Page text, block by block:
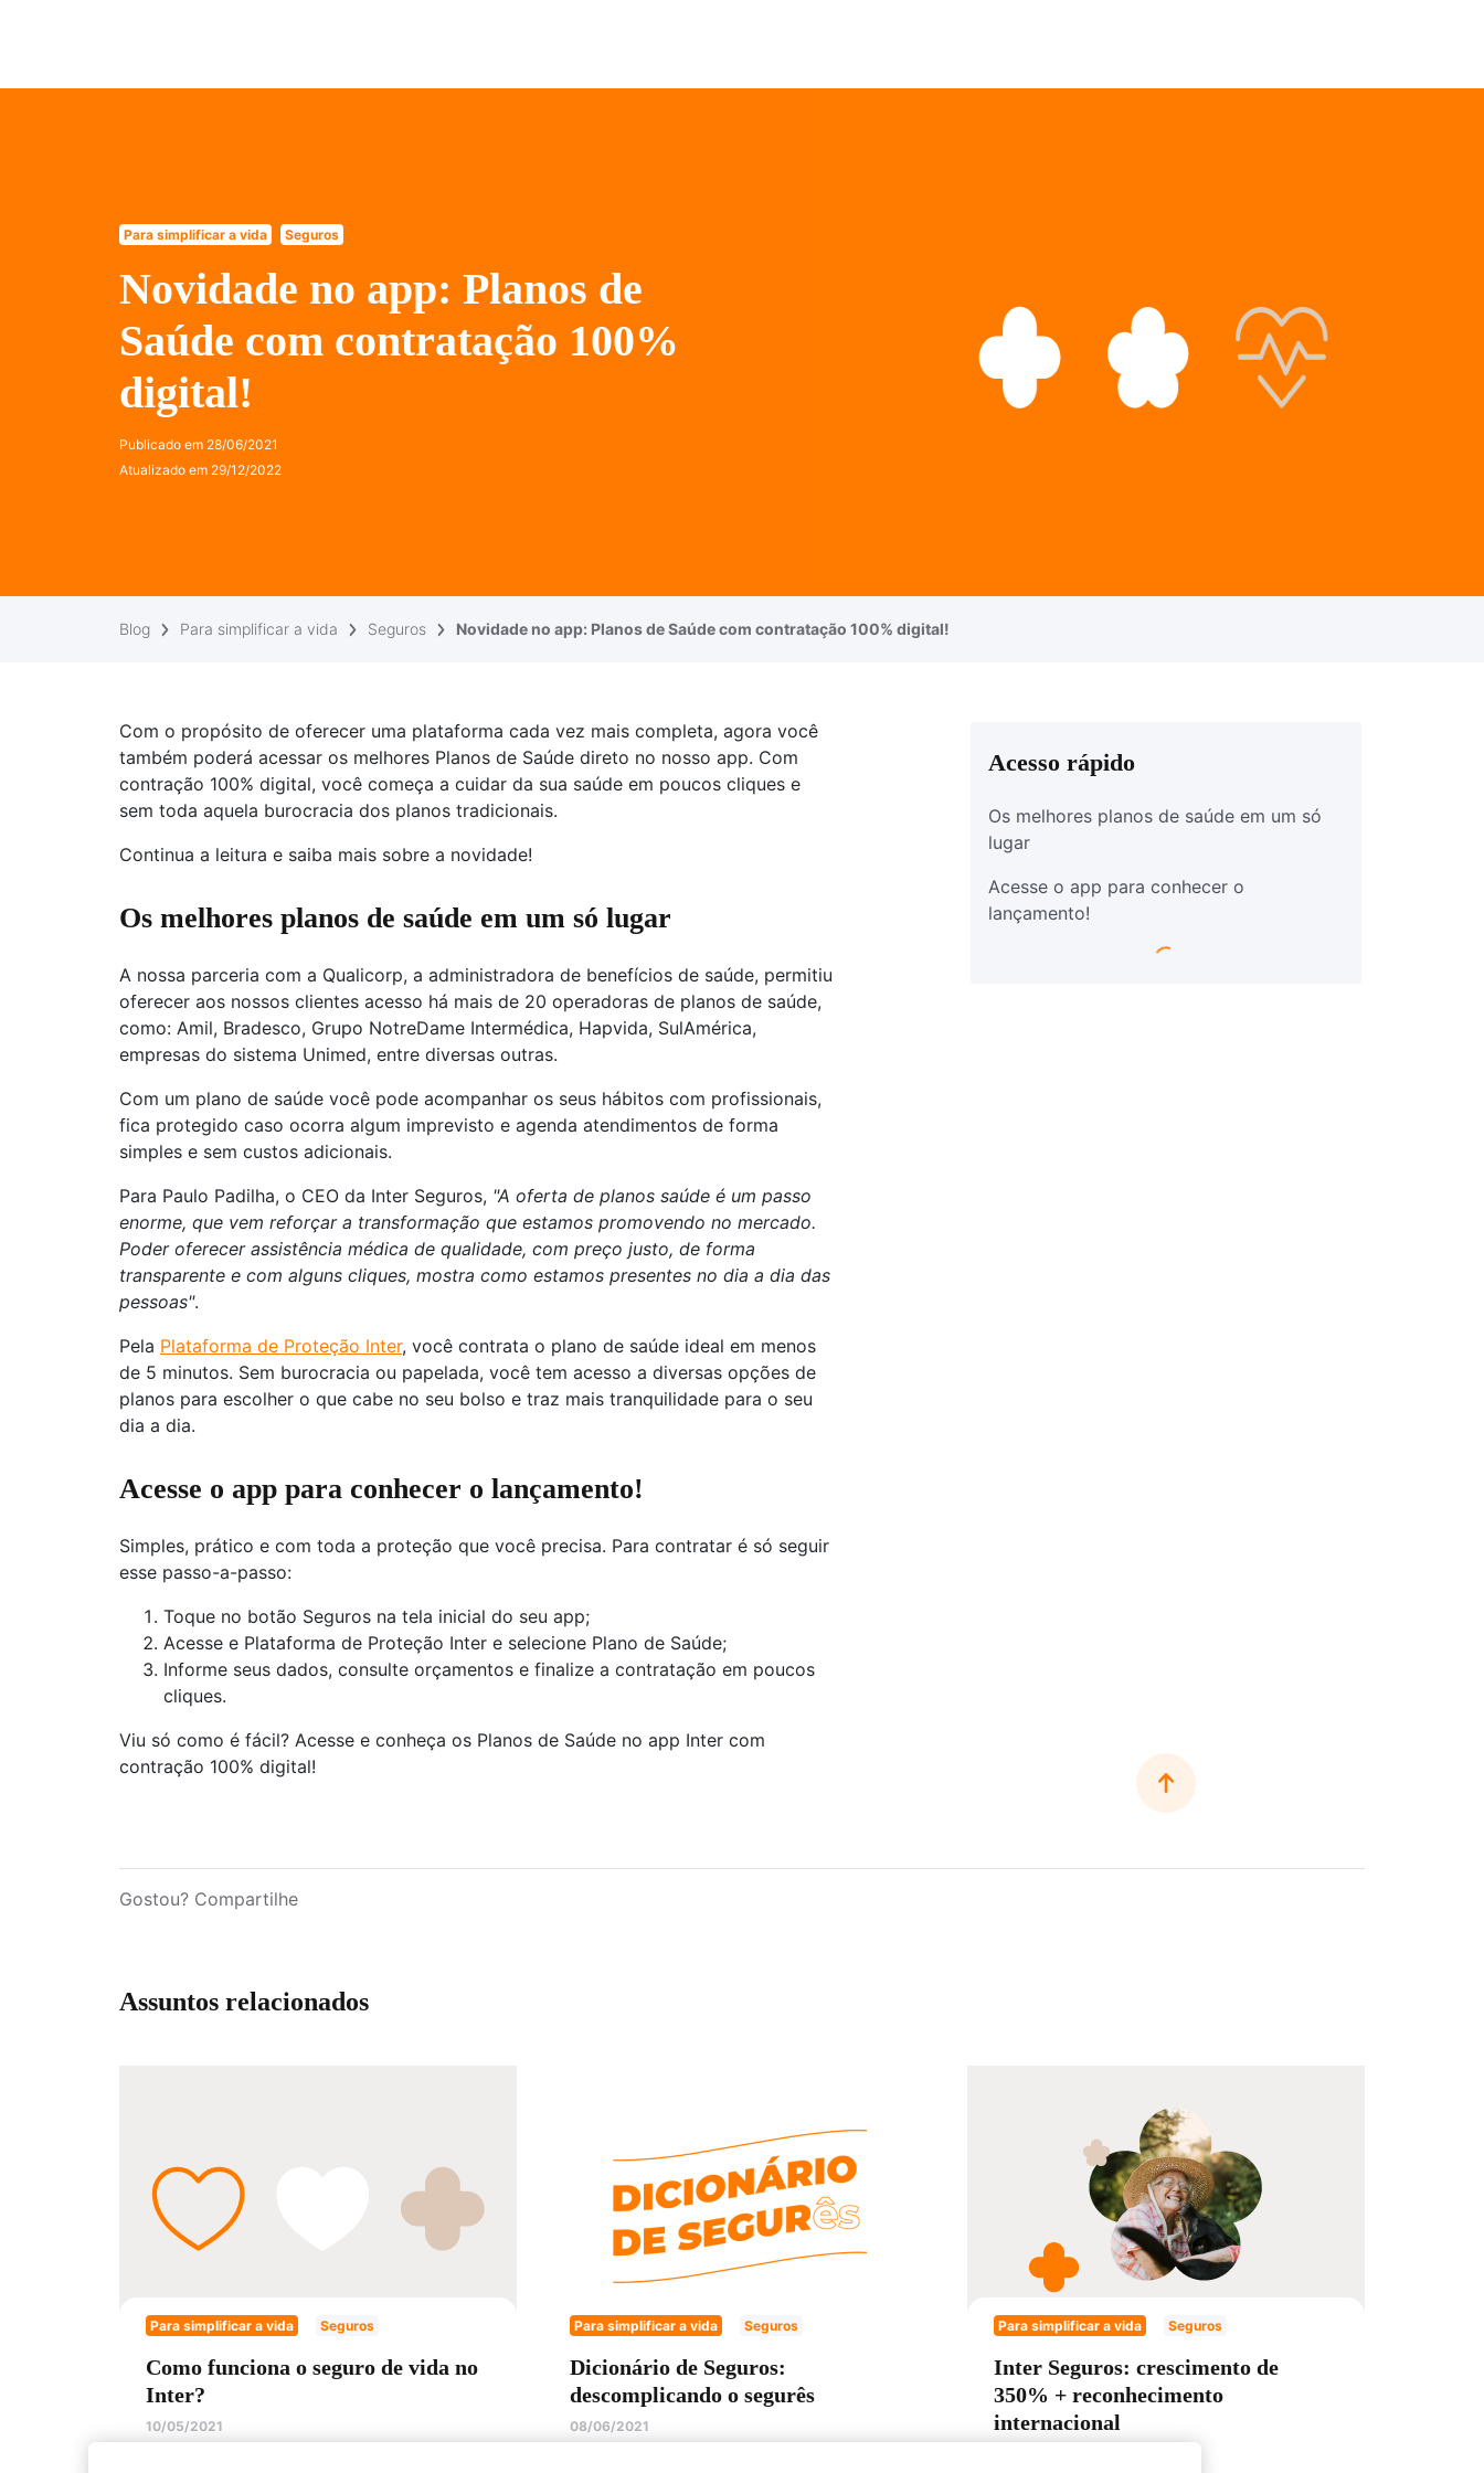
Para simplificar a vida Seguros
Novidade no app: Planos de
Saúde com contratação 100%
digital!
Publicado em 28/06/2021
Atualizado em 29/12/2022
Blog Para simplificar a vida Seguros Novidade no app: Planos de Saúde com contratação 100% digital!
Com o propósito de oferecer uma plataforma cada vez mais completa, agora você
também poderá acessar os melhores Planos de Saúde direto no nosso app. Com
contração 100% digital, você começa a cuidar da sua saúde em poucos cliques e
sem toda aquela burocracia dos planos tradicionais.
Continua a leitura e saiba mais sobre a novidade!
Os melhores planos de saúde em um só lugar
A nossa parceria com a Qualicorp, a administradora de benefícios de saúde, permitiu
oferecer aos nossos clientes acesso há mais de 20 operadoras de planos de saúde,
como: Amil, Bradesco, Grupo NotreDame Intermédica, Hapvida, SulAmérica,
empresas do sistema Unimed, entre diversas outras.
Com um plano de saúde você pode acompanhar os seus hábitos com profissionais,
fica protegido caso ocorra algum imprevisto e agenda atendimentos de forma
simples e sem custos adicionais.
Para Paulo Padilha, o CEO da Inter Seguros, "A oferta de planos saúde é um passo
enorme, que vem reforçar a transformação que estamos promovendo no mercado.
Poder oferecer assistência médica de qualidade, com preço justo, de forma
transparente e com alguns cliques, mostra como estamos presentes no dia a dia das
pessoas".
Pela Plataforma de Proteção Inter, você contrata o plano de saúde ideal em menos
de 5 minutos. Sem burocracia ou papelada, você tem acesso a diversas opções de
planos para escolher o que cabe no seu bolso e traz mais tranquilidade para o seu
dia a dia.
Acesse o app para conhecer o lançamento!
Simples, prático e com toda a proteção que você precisa. Para contratar é só seguir
esse passo-a-passo:
Toque no botão Seguros na tela inicial do seu app;
Acesse e Plataforma de Proteção Inter e selecione Plano de Saúde;
Informe seus dados, consulte orçamentos e finalize a contratação em poucos
cliques.
Viu só como é fácil? Acesse e conheça os Planos de Saúde no app Inter com
contração 100% digital!
Acesso rápido
Os melhores planos de saúde em um só
lugar
Acesse o app para conhecer o
lançamento!
Gostou? Compartilhe
Assuntos relacionados
Para simplificar a vida Seguros
Como funciona o seguro de vida no
Inter?
10/05/2021
Para simplificar a vida Seguros
Dicionário de Seguros:
descomplicando o segurês
08/06/2021
Para simplificar a vida Seguros
Inter Seguros: crescimento de
350% + reconhecimento
internacional